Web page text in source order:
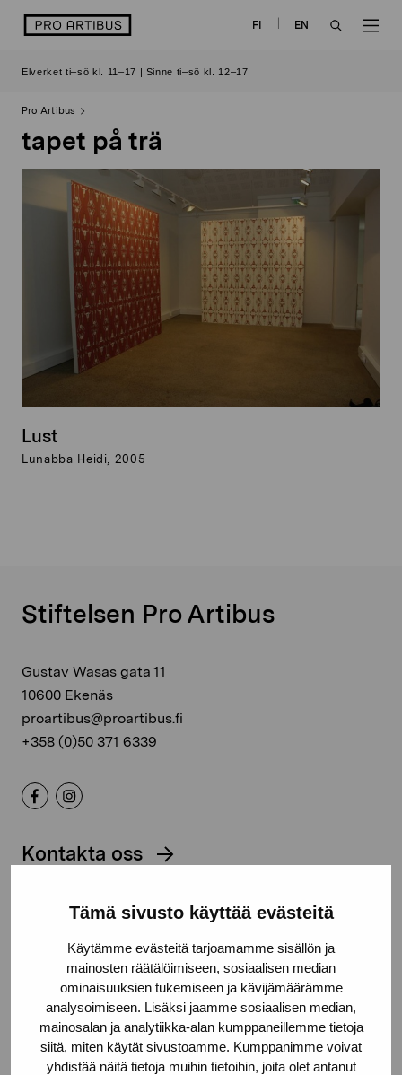
Tämä sivusto käyttää evästeitä
Käytämme evästeitä tarjoamamme sisällön ja
mainosten räätälöimiseen, sosiaalisen median
ominaisuuksien tukemiseen ja kävijämäärämme
analysoimiseen. Lisäksi jaamme sosiaalisen median,
mainosalan ja analytiikka-alan kumppaneillemme tietoja
siitä, miten käytät sivustoamme. Kumppanimme voivat
yhdistää näitä tietoja muihin tietoihin, joita olet antanut
logo FI
EN
Elverket ti–sö kl. 11–17 | Sinne ti–sö kl. 12–17
Pro Artibus
tapet på trä
Lust
Lunabba Heidi, 2005
Stiftelsen Pro Artibus
Gustav Wasas gata 11
10600 Ekenäs
proartibus@proartibus.fi
+358 (0)50 371 6339
Kontakta oss
Håll dig uppdaterad om aktuella
utställningar och evenemang
Förnamn